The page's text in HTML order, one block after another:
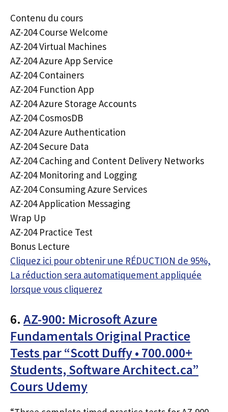
Contenu du cours
AZ-204 Course Welcome
AZ-204 Virtual Machines
AZ-204 Azure App Service
AZ-204 Containers
AZ-204 Function App
AZ-204 Azure Storage Accounts
AZ-204 CosmosDB
AZ-204 Azure Authentication
AZ-204 Secure Data
AZ-204 Caching and Content Delivery Networks
AZ-204 Monitoring and Logging
AZ-204 Consuming Azure Services
AZ-204 Application Messaging
Wrap Up
AZ-204 Practice Test
Bonus Lecture
Cliquez ici pour obtenir une RÉDUCTION de 95%,
La réduction sera automatiquement appliquée
lorsque vous cliquerez
6. AZ-900: Microsoft Azure
Fundamentals Original Practice
Tests par “Scott Duffy • 700.000+
Students, Software Architect.ca”
Cours Udemy